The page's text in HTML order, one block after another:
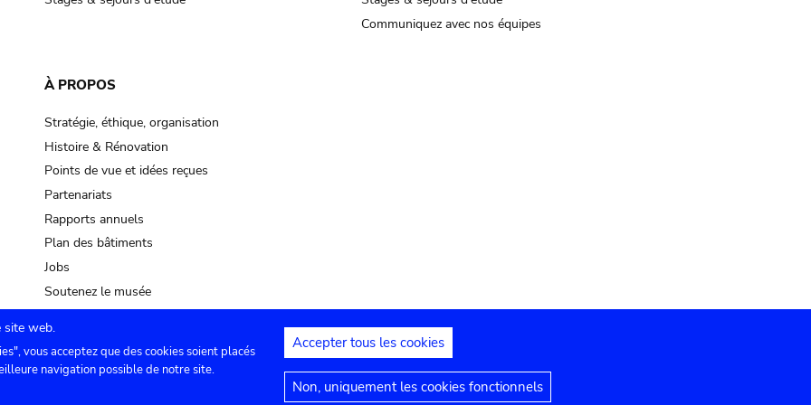
Communiquez avec nos équipes
À PROPOS
Stratégie, éthique, organisation
Histoire & Rénovation
Points de vue et idées reçues
Partenariats
Rapports annuels
Plan des bâtiments
Jobs
Soutenez le musée
Contact Paramètres de confidentialité Mentions juridiques Déclaration d'accessibilité
site web.
vous acceptez que des cookies soient placés
navigation possible de notre site.
Accepter tous les cookies
Non, uniquement les cookies fonctionnels